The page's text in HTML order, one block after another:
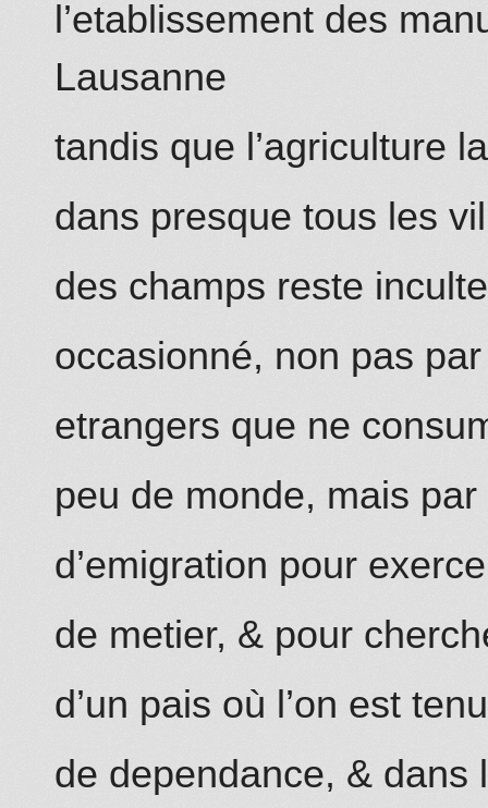
l’etablissement des
Lausanne
tandis que l’agriculture
dans presque tous les
des champs reste
occasionné, non pas
etrangers que ne
peu de monde, mais
d’emigration pour
de metier, & pour
d’un pais où l’on est
de dependance, & dans